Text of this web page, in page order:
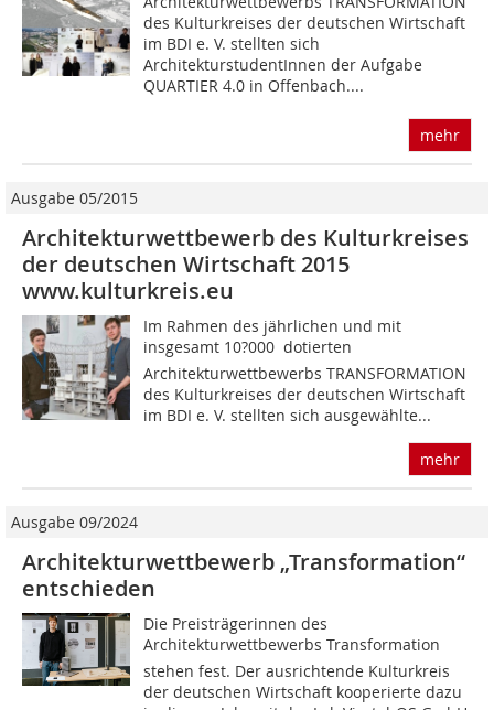
des Kulturkreises der deutschen Wirtschaft
im BDI e. V. stellten sich
ArchitekturstudentInnen der Aufgabe
QUARTIER 4.0 in Offenbach....
mehr
Ausgabe 05/2015
Architekturwettbewerb des Kulturkreises
der deutschen Wirtschaft 2015
www.kulturkreis.eu
Im Rahmen des jährlichen und mit
insgesamt 10?000  dotierten
Architekturwettbewerbs TRANSFORMATION
des Kulturkreises der deutschen Wirtschaft
im BDI e. V. stellten sich ausgewählte...
mehr
Ausgabe 09/2024
Architekturwettbewerb „Transformation“
entschieden
Die Preisträgerinnen des
Architekturwettbewerbs Transformation
stehen fest. Der ausrichtende Kulturkreis
der deutschen Wirtschaft kooperierte dazu